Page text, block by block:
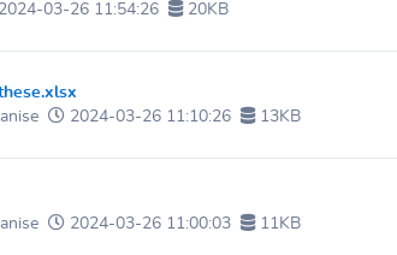
2024-03-26 11:54:26 20KB
2024-03-26 11:10:26 13KB
2024-03-26 11:00:03 11KB